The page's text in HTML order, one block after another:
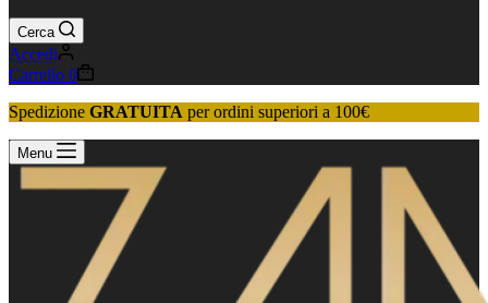
Cerca
Accedi
Carrello 0
Spedizione GRATUITA per ordini superiori a 100€
Menu